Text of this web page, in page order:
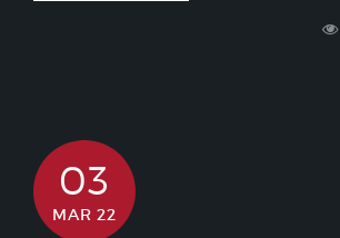
03
MAR 22